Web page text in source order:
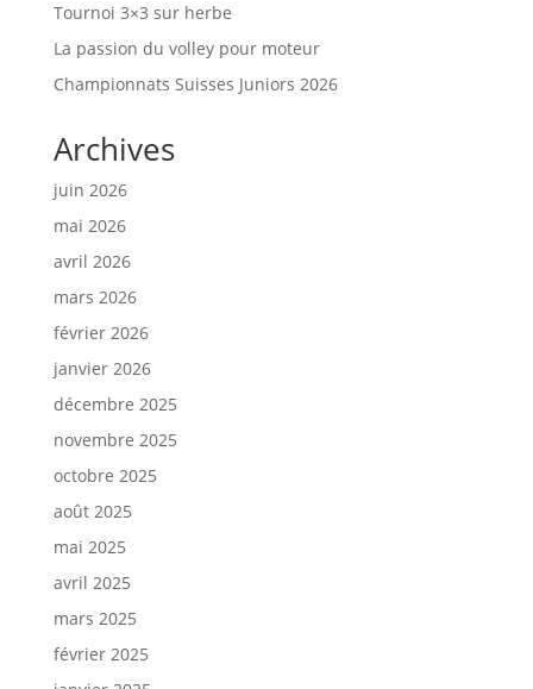
Tournoi 3×3 sur herbe
La passion du volley pour moteur
Championnats Suisses Juniors 2026
Archives
juin 2026
mai 2026
avril 2026
mars 2026
février 2026
janvier 2026
décembre 2025
novembre 2025
octobre 2025
août 2025
mai 2025
avril 2025
mars 2025
février 2025